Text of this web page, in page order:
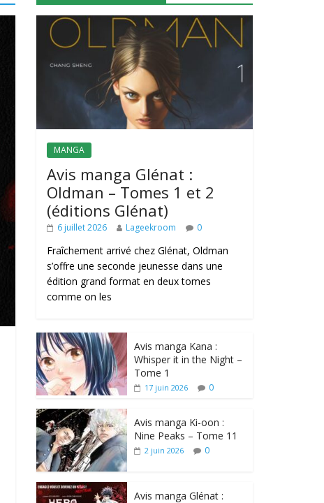
MANGA
Avis manga Glénat :
Oldman – Tomes 1 et 2
(éditions Glénat)
6 juillet 2026 Lageekroom 0
Fraîchement arrivé chez Glénat, Oldman
s’offre une seconde jeunesse dans une
édition grand format en deux tomes
comme on les
Avis manga Kana :
Whisper it in the Night –
Tome 1
17 juin 2026 0
Avis manga Ki-oon :
Nine Peaks – Tome 11
2 juin 2026 0
Avis manga Glénat :